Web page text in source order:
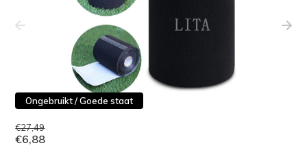
Ongebruikt / Goede staat
€27,49
€6,88